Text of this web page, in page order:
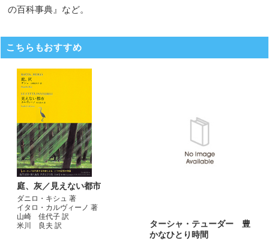
の百科事典』など。
こちらもおすすめ
庭、灰／見えない都市
ダニロ・キシュ 著
イタロ・カルヴィーノ 著
山崎 佳代子 訳
米川 良夫 訳
ターシャ・テューダー 豊
かなひとり時間